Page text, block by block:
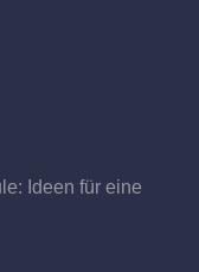
Ideen für eine